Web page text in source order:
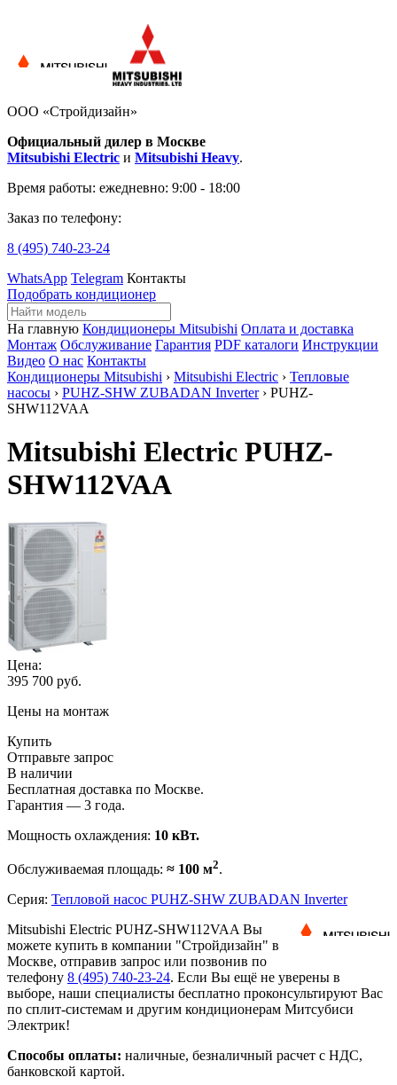
ООО «Стройдизайн»
Официальный дилер в Москве
Mitsubishi Electric и Mitsubishi Heavy.
Время работы: ежедневно: 9:00 - 18:00
Заказ по телефону:
8 (495) 740-23-24
WhatsApp Telegram Контакты
Подобрать кондиционер
На главную Кондиционеры Mitsubishi Оплата и доставка
Монтаж Обслуживание Гарантия PDF каталоги Инструкции
Видео О нас Контакты
Кондиционеры Mitsubishi › Mitsubishi Electric › Тепловые
насосы › PUHZ-SHW ZUBADAN Inverter› PUHZ-
SHW112VAA
Mitsubishi Electric PUHZ-
SHW112VAA
Цена:
395 700 руб.
Цены на монтаж
Купить
Отправьте запрос
В наличии
Бесплатная доставка по Москве.
Гарантия — 3 года.
Мощность охлаждения: 10 кВт.
Обслуживаемая площадь: ≈ 100 м2.
Серия: Тепловой насос PUHZ-SHW ZUBADAN Inverter
Mitsubishi Electric PUHZ-SHW112VAA Вы
можете купить в компании "Стройдизайн" в
Москве, отправив запрос или позвонив по
телефону 8 (495) 740-23-24. Если Вы ещё не уверены в
выборе, наши специалисты бесплатно проконсультируют Вас
по сплит-системам и другим кондиционерам Митсубиси
Электрик!
Способы оплаты: наличные, безналичный расчет с НДС,
банковской картой.